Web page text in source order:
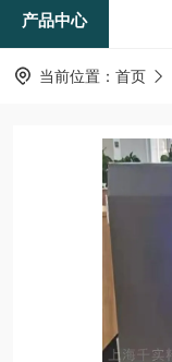
产品中心
当前位置： 首页